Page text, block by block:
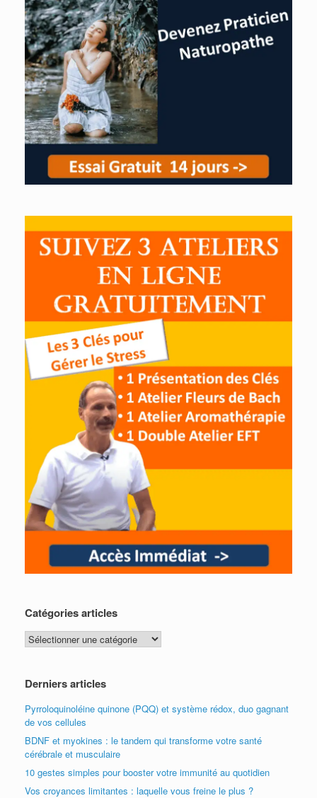
Catégories articles
Catégories
articles
Derniers articles
Pyrroloquinoléine quinone (PQQ) et système rédox, duo gagnant
de vos cellules
BDNF et myokines : le tandem qui transforme votre santé
cérébrale et musculaire
10 gestes simples pour booster votre immunité au quotidien
Vos croyances limitantes : laquelle vous freine le plus ?